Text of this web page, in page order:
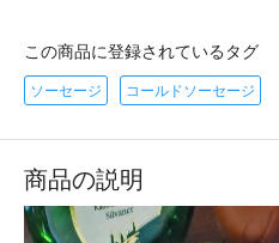
この商品に登録されているタグ
ソーセージ コールドソーセージ
商品の説明